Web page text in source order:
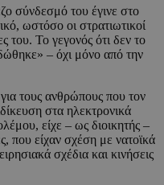
σύνδεσμό του έγινε στο
ωστόσο οι στρατιωτικοί
του. Το γεγονός ότι δεν το
– όχι μόνο από την
τους ανθρώπους που τον
στα ηλεκτρονικά
είχε – ως διοικητής –
που είχαν σχέση με νατοϊκά
σχέδια και κινήσεις